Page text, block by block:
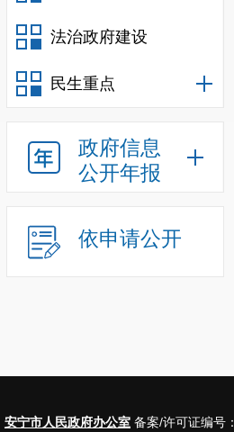
法治政府建设
民生重点
政府信息
公开年报
依申请公开
安宁市人民政府办公室 备案/许可证编号：